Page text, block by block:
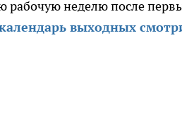
рабочую неделю после
выходных